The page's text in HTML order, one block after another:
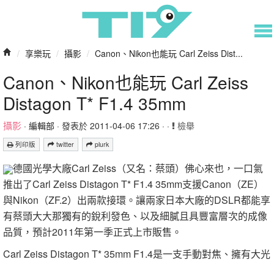
/ 享樂玩 / 攝影 / Canon、Nikon也能玩 Carl Zeiss Dist...
Canon、Nikon也能玩 Carl Zeiss
Distagon T* F1.4 35mm
攝影 · 編輯部 · 發表於 2011-04-06 17:26 · · 檢舉
列印版 twitter plurk
德國光學大廠Carl Zeiss（又名：蔡頭）佛心來也，一口氣
推出了Carl Zeiss Distagon T* F1.4 35mm支援Canon（ZE）
與Nikon（ZF.2）出兩款接環。讓兩家日本大廠的DSLR都能享
有蔡頭大大那獨有的銳利發色、以及細膩且具豐富層次的成像
品質，預計2011年第一季正式上市販售。
Carl Zeiss Distagon T* 35mm F1.4是一支手動對焦、擁有大光